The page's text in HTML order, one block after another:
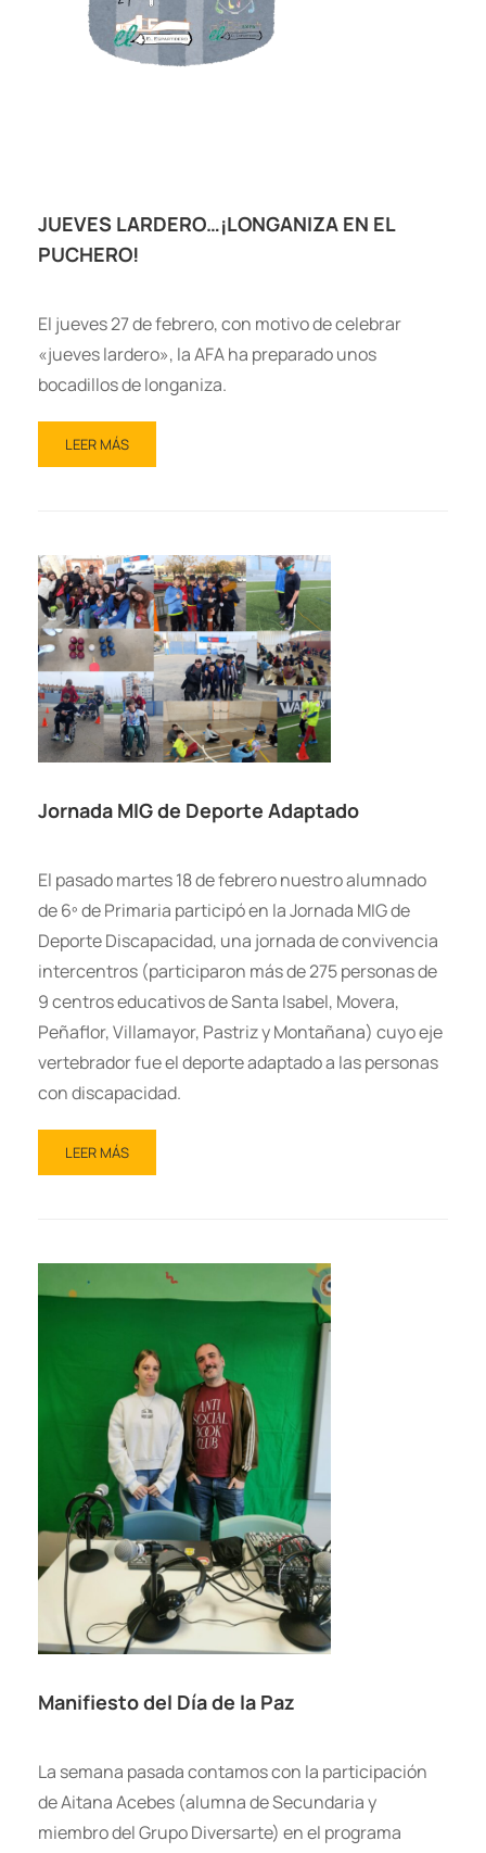
JUEVES LARDERO…¡LONGANIZA EN EL
PUCHERO!
El jueves 27 de febrero, con motivo de celebrar
«jueves lardero», la AFA ha preparado unos
bocadillos de longaniza.
LEER MÁS
Jornada MIG de Deporte Adaptado
El pasado martes 18 de febrero nuestro alumnado
de 6º de Primaria participó en la Jornada MIG de
Deporte Discapacidad, una jornada de convivencia
intercentros (participaron más de 275 personas de
9 centros educativos de Santa Isabel, Movera,
Peñaflor, Villamayor, Pastriz y Montañana) cuyo eje
vertebrador fue el deporte adaptado a las personas
con discapacidad.
LEER MÁS
Manifiesto del Día de la Paz
La semana pasada contamos con la participación
de Aitana Acebes (alumna de Secundaria y
miembro del Grupo Diversarte) en el programa